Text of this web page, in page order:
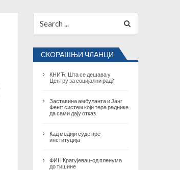
for:
СКОРАШЊИ ЧЛАНЦИ
КНИЋ: Шта се дешава у
Центру за социјални рад?
Заставина амбуланта и Јанг
Фенг: систем који тера раднике
да сами дају отказ
Кад медији суде пре
институција
ФИН Крагујевац-од пленума
до тишине